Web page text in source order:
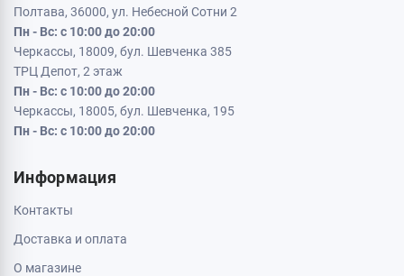
Полтава, 36000, ул. Небесной Сотни 2
Пн - Вс: с 10:00 до 20:00
Черкассы, 18009, бул. Шевченка 385
ТРЦ Депот, 2 этаж
Пн - Вс: с 10:00 до 20:00
Черкассы, 18005, бул. Шевченка, 195
Пн - Вс: с 10:00 до 20:00
Информация
Контакты
Доставка и оплата
О магазине